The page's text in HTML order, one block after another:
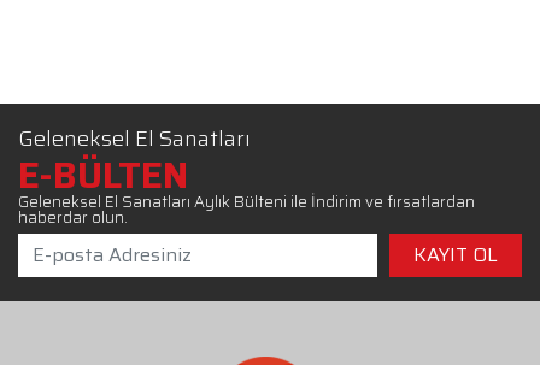
Geleneksel El Sanatları
E-BÜLTEN
Geleneksel El Sanatları Aylık Bülteni ile İndirim ve fırsatlardan
haberdar olun.